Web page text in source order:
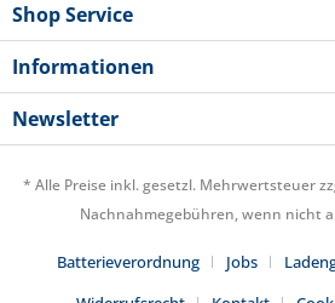
Shop Service
Informationen
Newsletter
* Alle Preise inkl. gesetzl. Mehrwertsteuer
Nachnahmegebühren, wenn nicht
Batterieverordnung Jobs